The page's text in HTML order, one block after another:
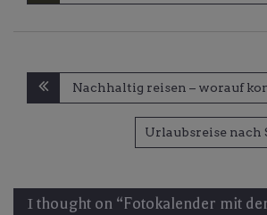
Beitragsnavigation
Nachhaltig reisen – worauf
Urlaubsreise nach
1 thought on “Fotokalender mit